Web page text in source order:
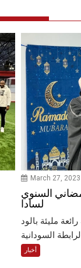
March 27, 2023
السنوي
لسادا
مليئة بالود
أخبار